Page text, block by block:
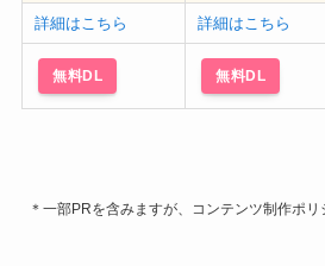
詳細はこちら 詳細はこちら
無料DL 無料DL
＊一部PRを含みますが、コンテンツ制作ポリ